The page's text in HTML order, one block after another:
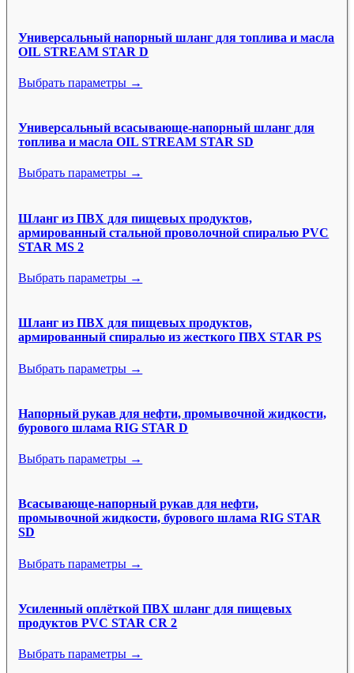
Универсальный напорный шланг для топлива и масла
OIL STREAM STAR D
Выбрать параметры →
Универсальный всасывающе-напорный шланг для
топлива и масла OIL STREAM STAR SD
Выбрать параметры →
Шланг из ПВХ для пищевых продуктов,
армированный стальной проволочной спиралью PVC
STAR MS 2
Выбрать параметры →
Шланг из ПВХ для пищевых продуктов,
армированный спиралью из жесткого ПВХ STAR PS
Выбрать параметры →
Напорный рукав для нефти, промывочной жидкости,
бурового шлама RIG STAR D
Выбрать параметры →
Всасывающе-напорный рукав для нефти,
промывочной жидкости, бурового шлама RIG STAR
SD
Выбрать параметры →
Усиленный оплёткой ПВХ шланг для пищевых
продуктов PVC STAR CR 2
Выбрать параметры →